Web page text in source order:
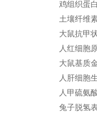
鸡组织蛋
土壤纤维
大鼠抗甲
人红细胞
大鼠基质
人肝细胞
人甲硫氨
兔子脱氢